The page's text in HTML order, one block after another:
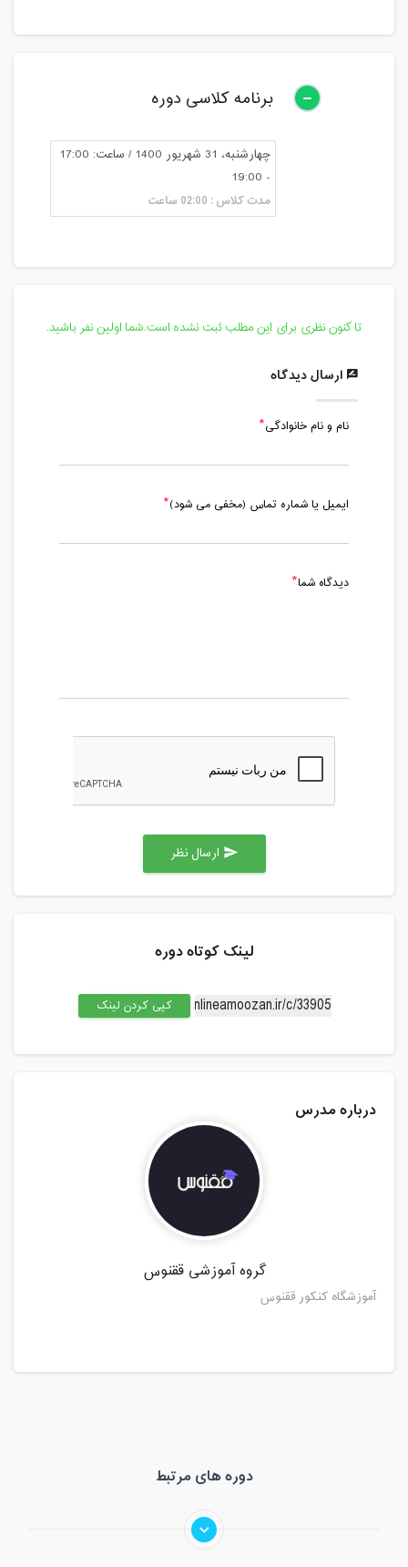
برنامه کلاسی دوره
چهارشنبه، 31 شهریور 1400 / ساعت: 17:00
- 19:00
مدت کلاس : 02:00 ساعت
تا کنون نظری برای این مطلب ثبت نشده است.شما اولین نفر باشید.
ارسال دیدگاه
نام و نام خانوادگی
ایمیل یا شماره تماس (مخفی می شود)
دیدگاه شما
send
لینک کوتاه دوره
کپی کردن لینک
درباره مدرس
گروه آموزشی ققنوس
آموزشگاه کنکور ققنوس
دوره های مرتبط